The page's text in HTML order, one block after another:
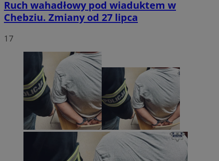
Ruch wahadłowy pod wiaduktem w
Chebziu. Zmiany od 27 lipca
17